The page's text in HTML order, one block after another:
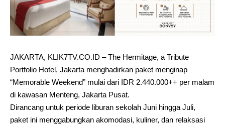
JAKARTA, KLIK7TV.CO.ID – The Hermitage, a Tribute
Portfolio Hotel, Jakarta menghadirkan paket menginap
“Memorable Weekend” mulai dari IDR 2.440.000++ per malam
di kawasan Menteng, Jakarta Pusat.
Dirancang untuk periode liburan sekolah Juni hingga Juli,
paket ini menggabungkan akomodasi, kuliner, dan relaksasi